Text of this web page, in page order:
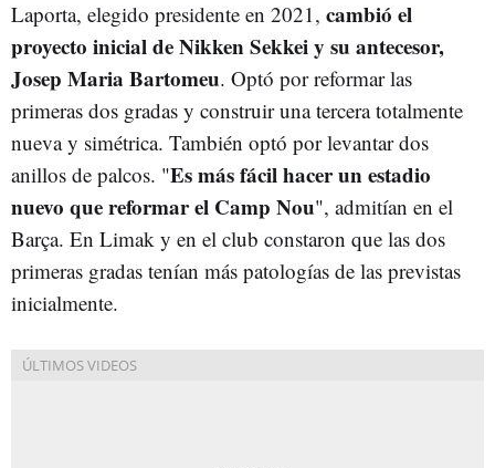
Laporta, elegido presidente en 2021, cambió el
proyecto inicial de Nikken Sekkei y su antecesor,
Josep Maria Bartomeu. Optó por reformar las
primeras dos gradas y construir una tercera totalmente
nueva y simétrica. También optó por levantar dos
anillos de palcos. "Es más fácil hacer un estadio
nuevo que reformar el Camp Nou", admitían en el
Barça. En Limak y en el club constaron que las dos
primeras gradas tenían más patologías de las previstas
inicialmente.